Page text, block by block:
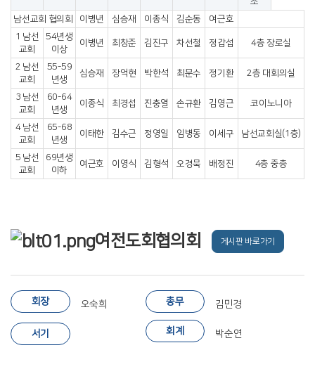
남선교회 협의회
이병년 심승재 이종식 김순동
여근호
1 남선
교회
54년생
이상
이병년 최창준 김진구 차선철 정갑섭 4층 장로실
2 남선
교회
55-59
년생
심승재 장억현 박한석 최문수 정기환 2층 대회의실
3 남선
교회
60-64
년생
이종식 최경섭 진충열 손규환 김영근 코이노니아
4 남선
교회
65-68
년생
이태한 김수근 정영일 임병동 이세구 남선교회실(1층)
5 남선
교회
69년생
이하
여근호 이영식 김형석 오경묵 배정진 4층 중층
여전도회협의회 게시판 바로가기
회장 오숙희 총무 김민경
서기 회계 박순연